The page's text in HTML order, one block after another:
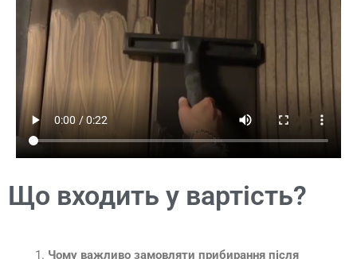
Що входить у вартість?
Чому важливо замовляти прибирання після